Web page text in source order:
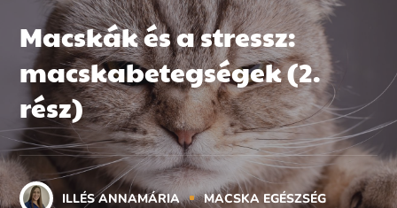
Macskák és a stressz:
macskabetegségek (2.
rész)
ILLÉS ANNAMÁRIA MACSKA EGÉSZSÉG